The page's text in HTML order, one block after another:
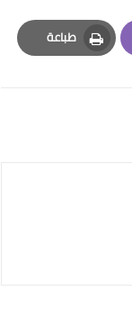
طباعة
Print